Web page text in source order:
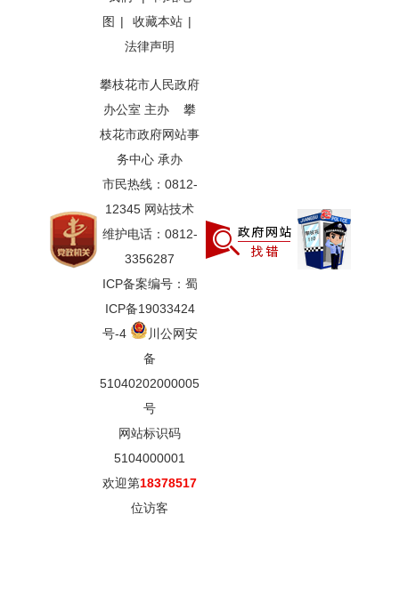
图 | 收藏本站 |
法律声明
攀枝花市人民政府
办公室 主办 攀
枝花市政府网站事
务中心 承办
市民热线：0812-
12345 网站技术
维护电话：0812-
3356287
ICP备案编号：蜀
ICP备19033424
号-4
川公网安
备
51040202000005
号
网站标识码
5104000001
欢迎第18378517
位访客